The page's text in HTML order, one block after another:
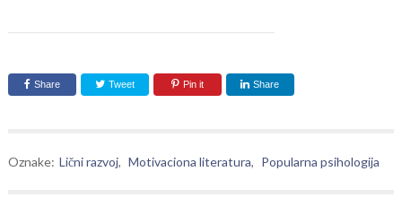
Share Tweet Pin it Share
Oznake: Lični razvoj, Motivaciona literatura, Popularna psihologija